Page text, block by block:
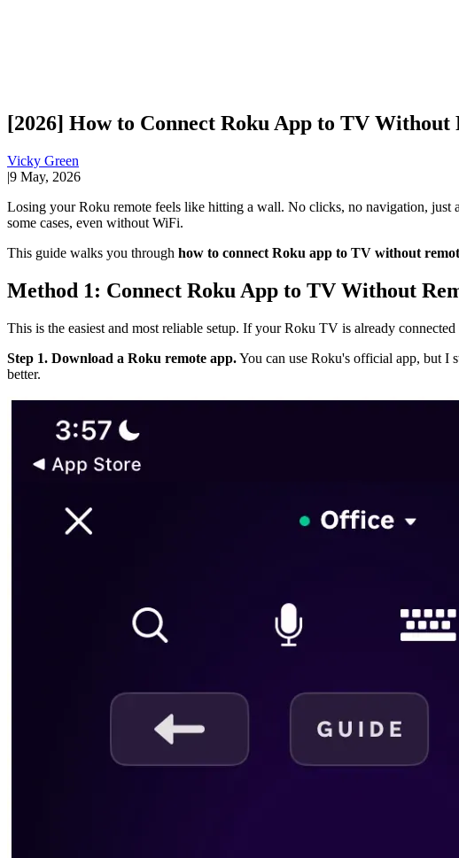
[2026] How to Connect Roku App to TV Without
Vicky Green
|9 May, 2026
Losing your Roku remote feels like hitting a wall. No clicks, no navigation, just
some cases, even without WiFi.
This guide walks you through how to connect Roku app to TV without
Method 1: Connect Roku App to TV Without
This is the easiest and most reliable setup. If your Roku TV is already
Step 1. Download a Roku remote app.You can use Roku's official app, but I
better.